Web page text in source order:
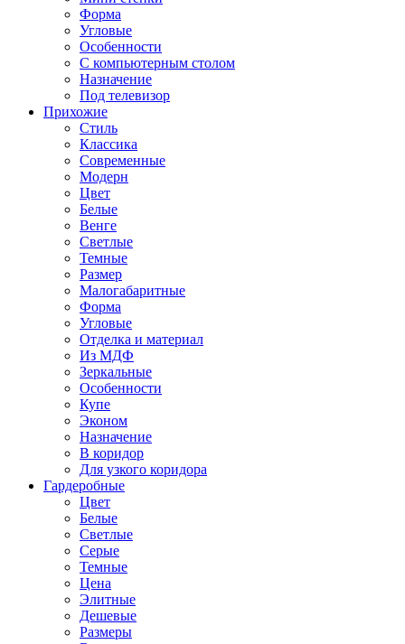
Форма
Угловые
Особенности
С компьютерным столом
Назначение
Под телевизор
Прихожие
Стиль
Классика
Современные
Модерн
Цвет
Белые
Венге
Светлые
Темные
Размер
Малогабаритные
Форма
Угловые
Отделка и материал
Из МДФ
Зеркальные
Особенности
Купе
Эконом
Назначение
В коридор
Для узкого коридора
Гардеробные
Цвет
Белые
Светлые
Серые
Темные
Цена
Элитные
Дешевые
Размеры